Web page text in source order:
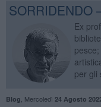
Ex
per gli
Blog Mercoledì 24 Agosto